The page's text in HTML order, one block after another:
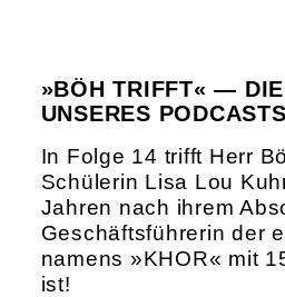
»BÖH TRIFFT« —
UNSERES
In Folge 14 trifft Herr
Schülerin Lisa Lou
Jahren nach ihrem
Geschäftsführerin der
namens »KHOR« mit
ist!